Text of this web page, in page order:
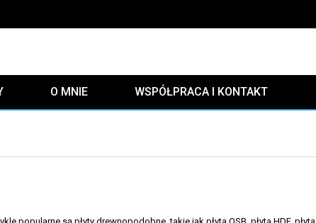
O MNIE WSPÓŁPRACA I KONTAKT